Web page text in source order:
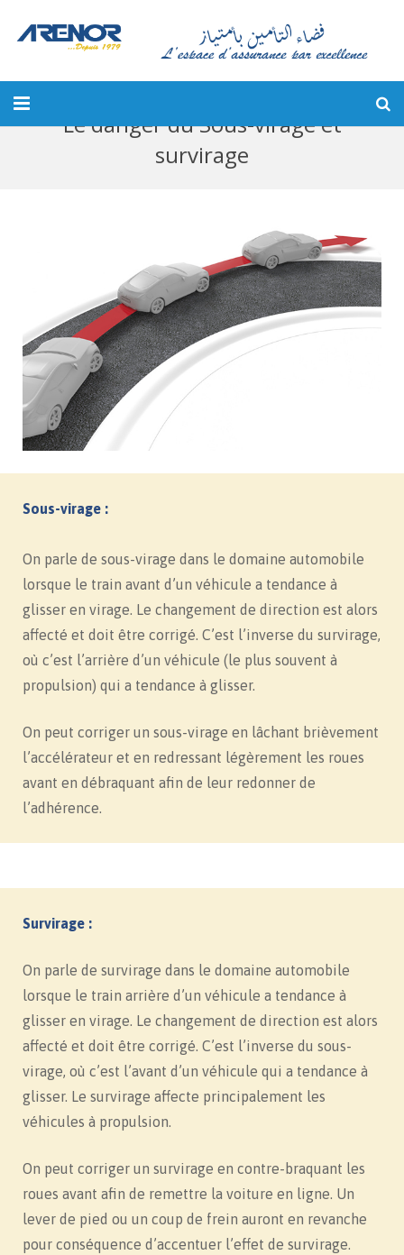
Conseils et News
Contact
Le danger du Sous-virage et
survirage
Sous-virage :
On parle de sous-virage dans le domaine automobile
lorsque le train avant d’un véhicule a tendance à
glisser en virage. Le changement de direction est alors
affecté et doit être corrigé. C’est l’inverse du survirage,
où c’est l’arrière d’un véhicule (le plus souvent à
propulsion) qui a tendance à glisser.
On peut corriger un sous-virage en lâchant brièvement
l’accélérateur et en redressant légèrement les roues
avant en débraquant afin de leur redonner de
l’adhérence.
Survirage :
On parle de survirage dans le domaine automobile
lorsque le train arrière d’un véhicule a tendance à
glisser en virage. Le changement de direction est alors
affecté et doit être corrigé. C’est l’inverse du sous-
virage, où c’est l’avant d’un véhicule qui a tendance à
glisser. Le survirage affecte principalement les
véhicules à propulsion.
On peut corriger un survirage en contre-braquant les
roues avant afin de remettre la voiture en ligne. Un
lever de pied ou un coup de frein auront en revanche
pour conséquence d’accentuer l’effet de survirage.